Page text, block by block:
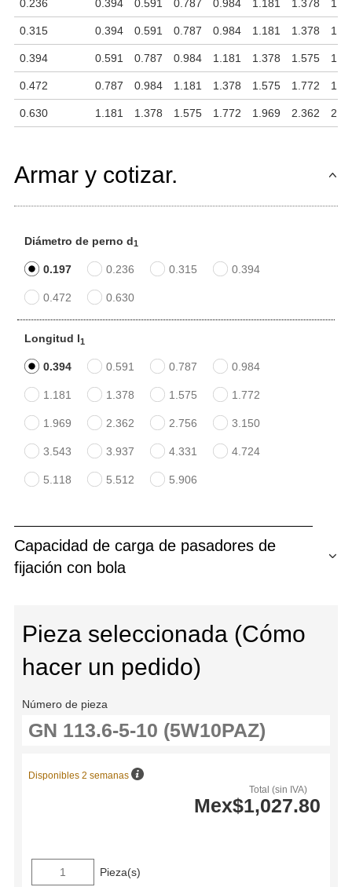
0.236 0.394 0.591 0.787 0.984 1.181 1.378
0.315 0.394 0.591 0.787 0.984 1.181 1.378
0.394 0.591 0.787 0.984 1.181 1.378 1.575
0.472 0.787 0.984 1.181 1.378 1.575 1.772
0.630 1.181 1.378 1.575 1.772 1.969 2.362
Armar y cotizar.
Diámetro de perno d1
0.197 0.236 0.315 0.394
0.472 0.630
Longitud l1
0.394 0.591 0.787 0.984
1.181 1.378 1.575 1.772
1.969 2.362 2.756 3.150
3.543 3.937 4.331 4.724
5.118 5.512 5.906
Capacidad de carga de pasadores de
fijación con bola
Pieza seleccionada (Cómo
hacer un pedido)
Número de pieza
Total (sin IVA)
Mex$1,027.80
Disponibles 2 semanas
Pieza(s)